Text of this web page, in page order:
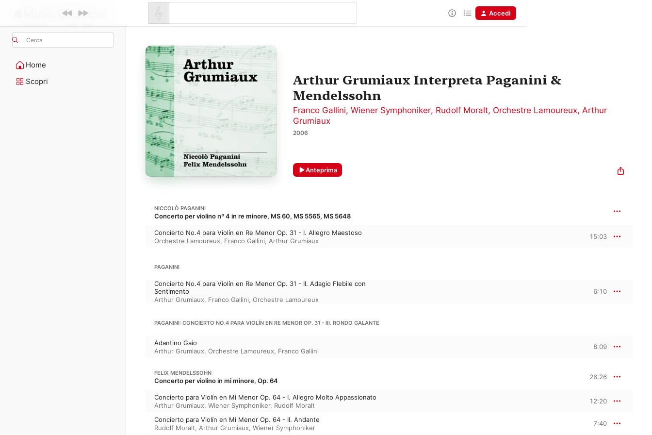
Cerca
Home
Scopri
Accedi
Arthur Grumiaux Interpreta Paganini &
Mendelssohn
Franco Gallini, Wiener Symphoniker, Rudolf Moralt, Orchestre Lamoureux, Arthur
Grumiaux
2006
Anteprima
NICCOLÒ PAGANINI
Concerto per violino nº 4 in re minore, MS 60, MS 5565, MS 5648
Concierto No.4 para Violín en Re Menor Op. 31 - I. Allegro Maestoso
Orchestre Lamoureux, Franco Gallini, Arthur Grumiaux
15:03
PAGANINI
Concierto No.4 para Violín en Re Menor Op. 31 - II. Adagio Flebile con
Sentimento
Arthur Grumiaux, Franco Gallini, Orchestre Lamoureux
6:10
PAGANINI: CONCIERTO NO.4 PARA VIOLÍN EN RE MENOR OP. 31 - III. RONDO GALANTE
Adantino Gaio
Arthur Grumiaux, Orchestre Lamoureux, Franco Gallini
8:09
FELIX MENDELSSOHN
Concerto per violino in mi minore, Op. 64 26:26
Concierto para Violín en Mi Menor Op. 64 - I. Allegro Molto Appassionato
Arthur Grumiaux, Wiener Symphoniker, Rudolf Moralt
12:20
Concierto para Violín en Mi Menor Op. 64 - II. Andante
Rudolf Moralt, Arthur Grumiaux, Wiener Symphoniker
7:40